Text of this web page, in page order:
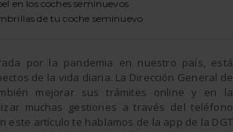
en los coches seminuevos
de tu coche seminuevo
por la pandemia en nuestro país, está
de la vida diaria. La Dirección General de
mejorar sus trámites online y en la
muchas gestiones a través del teléfono
este artículo te hablamos de la app de la DGT